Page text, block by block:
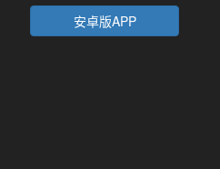
安卓版APP